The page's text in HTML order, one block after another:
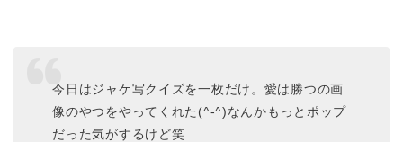
今日はジャケ写クイズを一枚だけ。愛は勝つの画
像のやつをやってくれた(^-^)なんかもっとポップ
だった気がするけど笑